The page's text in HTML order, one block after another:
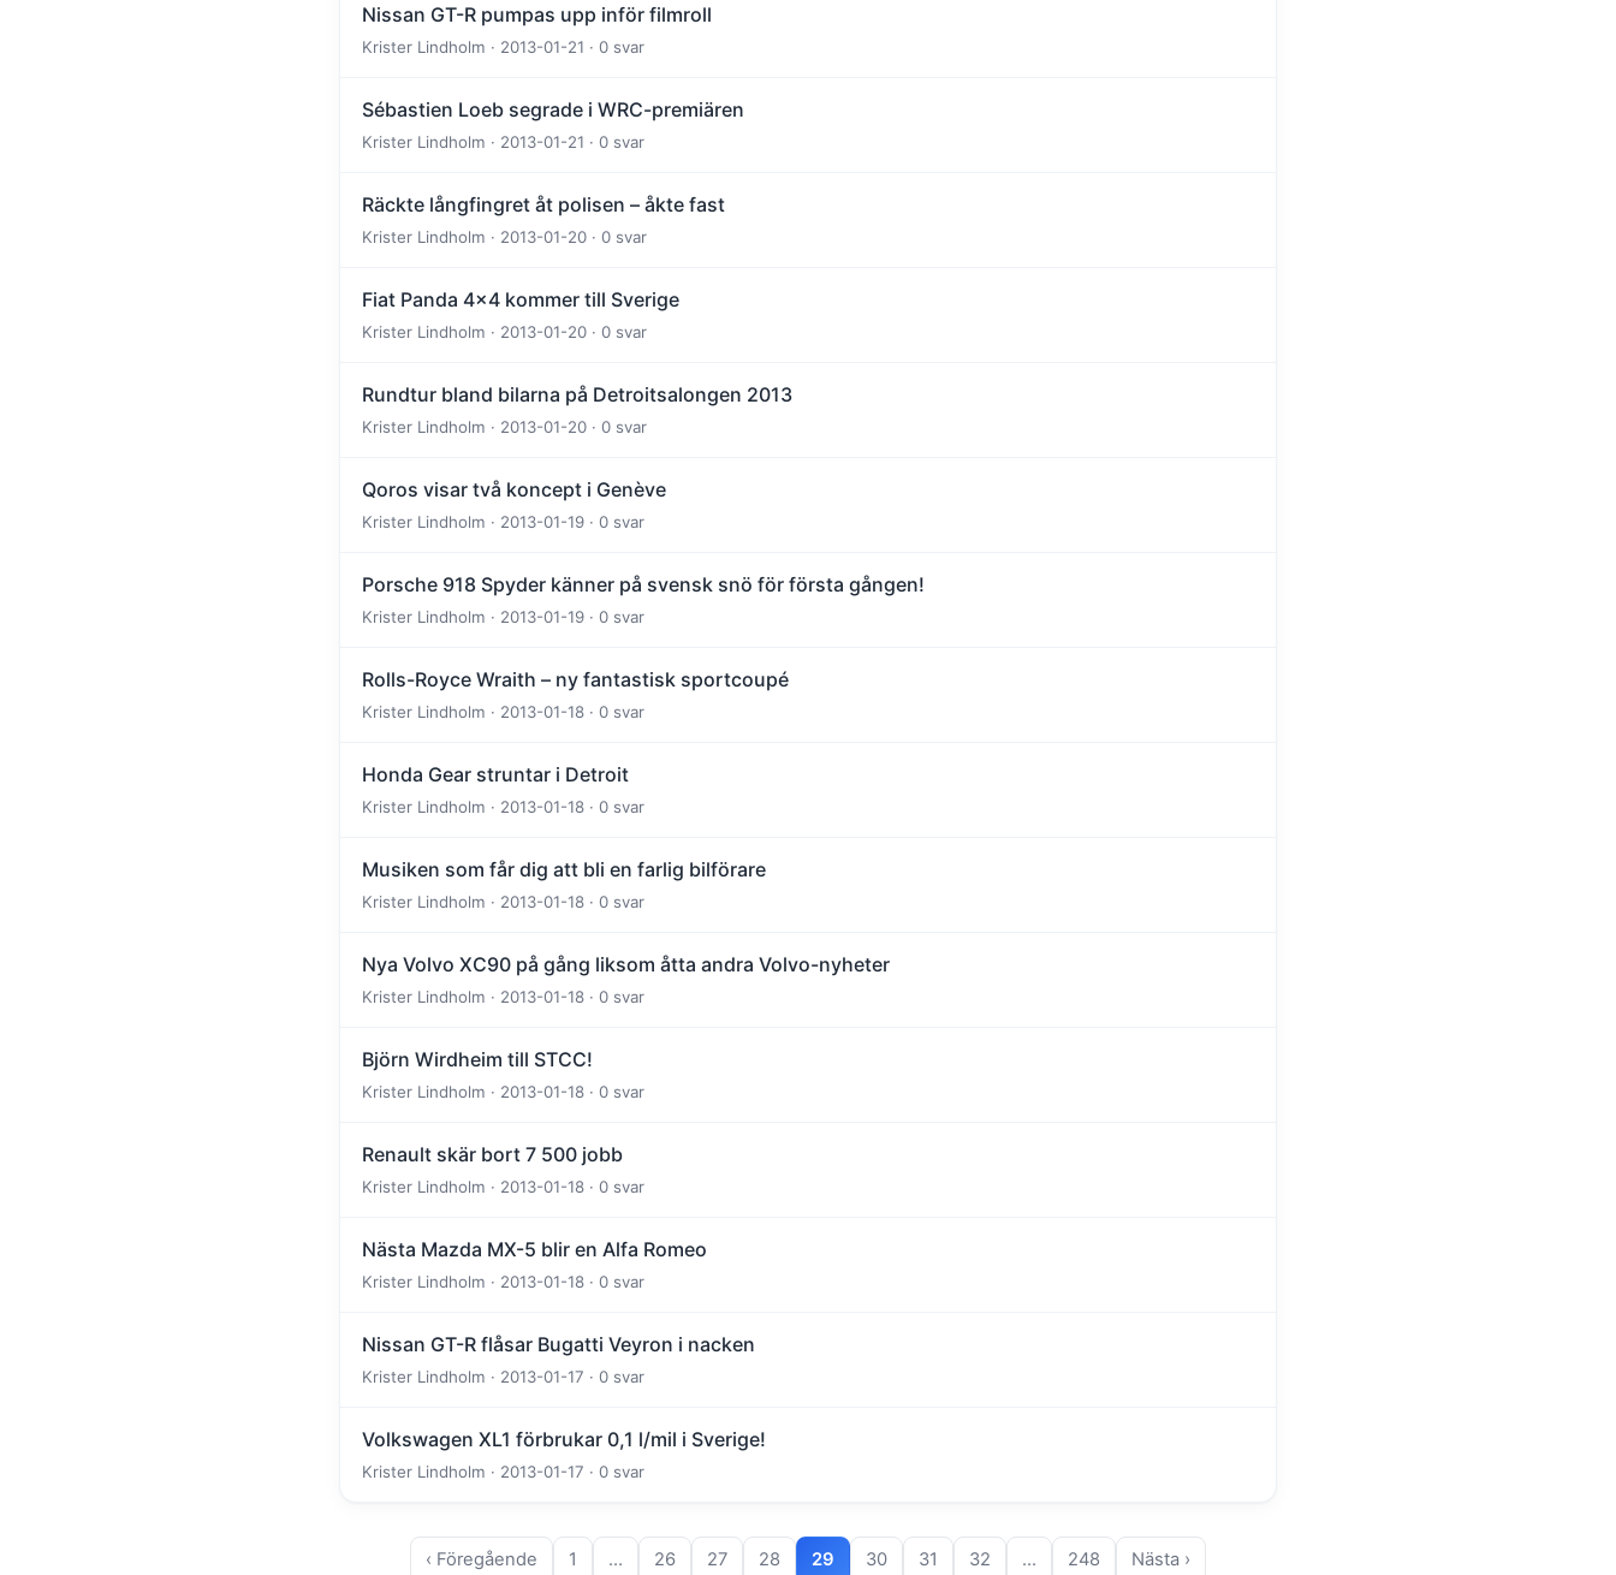
Nissan GT-R pumpas upp inför filmroll
Krister Lindholm · 2013-01-21 · 0 svar
Sébastien Loeb segrade i WRC-premiären
Krister Lindholm · 2013-01-21 · 0 svar
Räckte långfingret åt polisen – åkte fast
Krister Lindholm · 2013-01-20 · 0 svar
Fiat Panda 4x4 kommer till Sverige
Krister Lindholm · 2013-01-20 · 0 svar
Rundtur bland bilarna på Detroitsalongen 2013
Krister Lindholm · 2013-01-20 · 0 svar
Qoros visar två koncept i Genève
Krister Lindholm · 2013-01-19 · 0 svar
Porsche 918 Spyder känner på svensk snö för första gången!
Krister Lindholm · 2013-01-19 · 0 svar
Rolls-Royce Wraith – ny fantastisk sportcoupé
Krister Lindholm · 2013-01-18 · 0 svar
Honda Gear struntar i Detroit
Krister Lindholm · 2013-01-18 · 0 svar
Musiken som får dig att bli en farlig bilförare
Krister Lindholm · 2013-01-18 · 0 svar
Nya Volvo XC90 på gång liksom åtta andra Volvo-nyheter
Krister Lindholm · 2013-01-18 · 0 svar
Björn Wirdheim till STCC!
Krister Lindholm · 2013-01-18 · 0 svar
Renault skär bort 7 500 jobb
Krister Lindholm · 2013-01-18 · 0 svar
Nästa Mazda MX-5 blir en Alfa Romeo
Krister Lindholm · 2013-01-18 · 0 svar
Nissan GT-R flåsar Bugatti Veyron i nacken
Krister Lindholm · 2013-01-17 · 0 svar
Volkswagen XL1 förbrukar 0,1 l/mil i Sverige!
Krister Lindholm · 2013-01-17 · 0 svar
‹ Föregående 1 … 26 27 28 29 30 31 32 … 248 Nästa ›